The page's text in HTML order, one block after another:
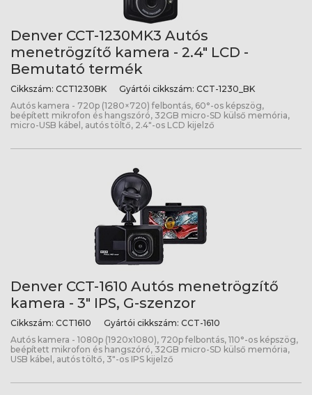
Denver CCT-1230MK3 Autós
menetrögzítő kamera - 2.4" LCD -
Bemutató termék
Cikkszám: CCT1230BK Gyártói cikkszám: CCT-1230_BK
Autós kamera - 720p (1280×720) felbontás, 60°-os képszög,
beépített mikrofon és hangszóró, 32GB micro-SD külső memória,
micro-USB kábel, autós töltő, 2.4"-os LCD kijelző
Denver CCT-1610 Autós menetrögzítő
kamera - 3" IPS, G-szenzor
Cikkszám: CCT1610 Gyártói cikkszám: CCT-1610
Autós kamera - 1080p (1920x1080), 720p felbontás, 110°-os képszög,
beépített mikrofon és hangszóró, 32GB micro-SD külső memória,
USB kábel, autós töltő, 3"-os IPS kijelző